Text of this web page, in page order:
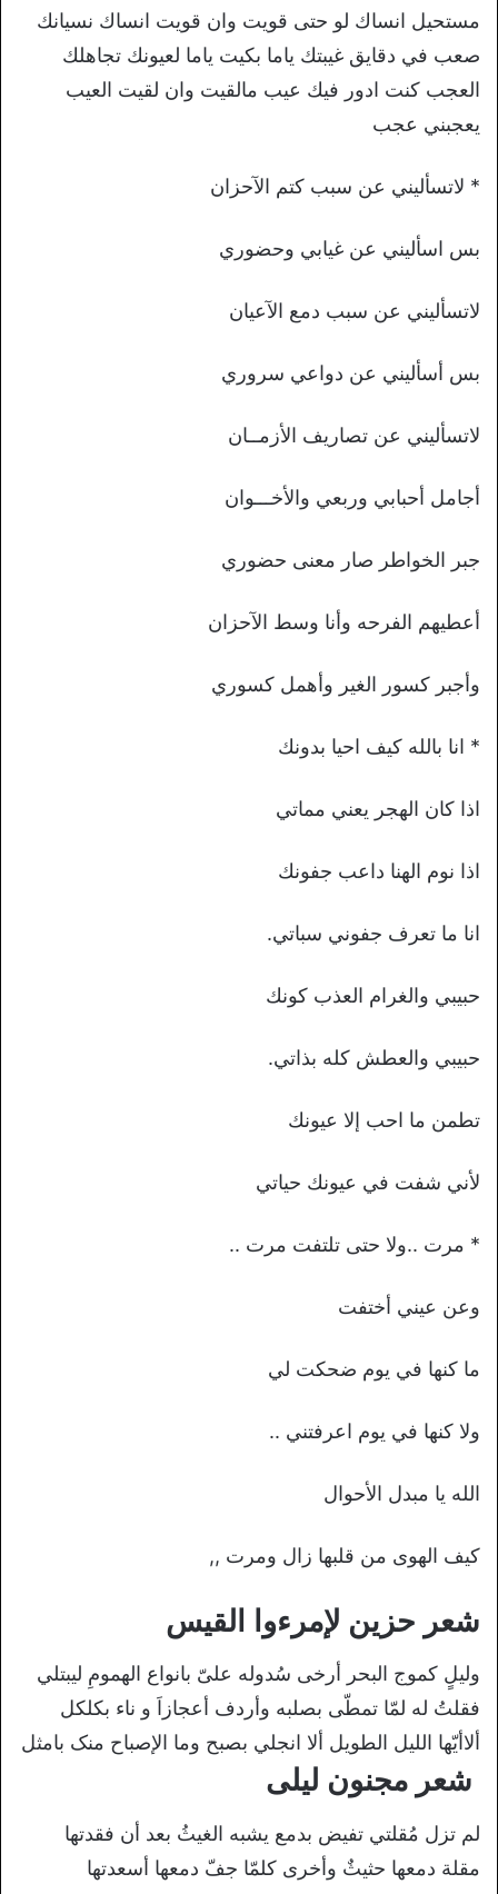
مستحيل انساك لو حتى قويت وان قويت انساك نسيانك
صعب في دقايق غيبتك ياما بكيت ياما لعيونك تجاهلك
العجب كنت ادور فيك عيب مالقيت وان لقيت العيب
يعجبني عجب
* لاتسأليني عن سبب كتم الآحزان
بس اسأليني عن غيابي وحضوري
لاتسأليني عن سبب دمع الآعيان
بس أسأليني عن دواعي سروري
لاتسأليني عن تصاريف الأزمــان
أجامل أحبابي وربعي والأخـــوان
جبر الخواطر صار معنى حضوري
أعطيهم الفرحه وأنا وسط الآحزان
وأجبر كسور الغير وأهمل كسوري
* انا بالله كيف احيا بدونك
اذا كان الهجر يعني مماتي
اذا نوم الهنا داعب جفونك
انا ما تعرف جفوني سباتي.
حبيبي والغرام العذب كونك
حبيبي والعطش كله بذاتي.
تطمن ما احب إلا عيونك
لأني شفت في عيونك حياتي
* مرت ..ولا حتى تلتفت مرت ..
وعن عيني أختفت
ما كنها في يوم ضحكت لي
ولا كنها في يوم اعرفتني ..
الله يا مبدل الأحوال
كيف الهوى من قلبها زال ومرت ,,
شعر حزين لإمرءوا القیس
ولیلٍ کموج البحر أرخی سُدوله علیّ بانواع الهمومِ لیبتلي
فقلتُ له لمّا تمطّی بصلبه وأردف أعجازاَ و ناء بکلکل
ألاأیّها اللیل الطویل ألا انجلي بصبح وما الإصباح منک بامثل
شعر مجنون لیلی
لم تزل مُقلتي تفيض بدمع یشبه الغیثُ بعد أن فقدتها
مقلة دمعها حثیثٌ وأخری کلمّا جفّ دمعها أسعدتها